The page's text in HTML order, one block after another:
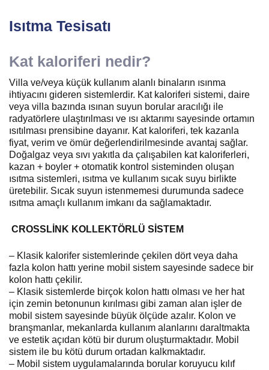
Isıtma Tesisatı
Kat kaloriferi nedir?
Villa ve/veya küçük kullanım alanlı binaların ısınma
ihtiyacını gideren sistemlerdir. Kat kaloriferi sistemi, daire
veya villa bazında ısınan suyun borular aracılığı ile
radyatörlere ulaştırılması ve ısı aktarımı sayesinde ortamın
ısıtılması prensibine dayanır. Kat kaloriferi, tek kazanla
fiyat, verim ve ömür değerlendirilmesinde avantaj sağlar.
Doğalgaz veya sıvı yakıtla da çalışabilen kat kaloriferleri,
kazan + boyler + otomatik kontrol sisteminden oluşan
ısıtma sistemleri, ısıtma ve kullanım sıcak suyu birlikte
üretebilir. Sıcak suyun istenmemesi durumunda sadece
ısıtma amaçlı kullanım imkanı da sağlamaktadır.
CROSSLİNK KOLLEKTÖRLÜ SİSTEM
– Klasik kalorifer sistemlerinde çekilen dört veya daha
fazla kolon hattı yerine mobil sistem sayesinde sadece bir
kolon hattı çekilir.
– Klasik sistemlerde birçok kolon hattı olması ve her hat
için zemin betonunun kırılması gibi zaman alan işler de
mobil sistem sayesinde büyük ölçüde azalır. Kolon ve
branşmanlar, mekanlarda kullanım alanlarını daraltmakta
ve estetik açıdan kötü bir durum oluşturmaktadır. Mobil
sistem ile bu kötü durum ortadan kalkmaktadır.
– Mobil sistem uygulamalarında borular koruyucu kılıf